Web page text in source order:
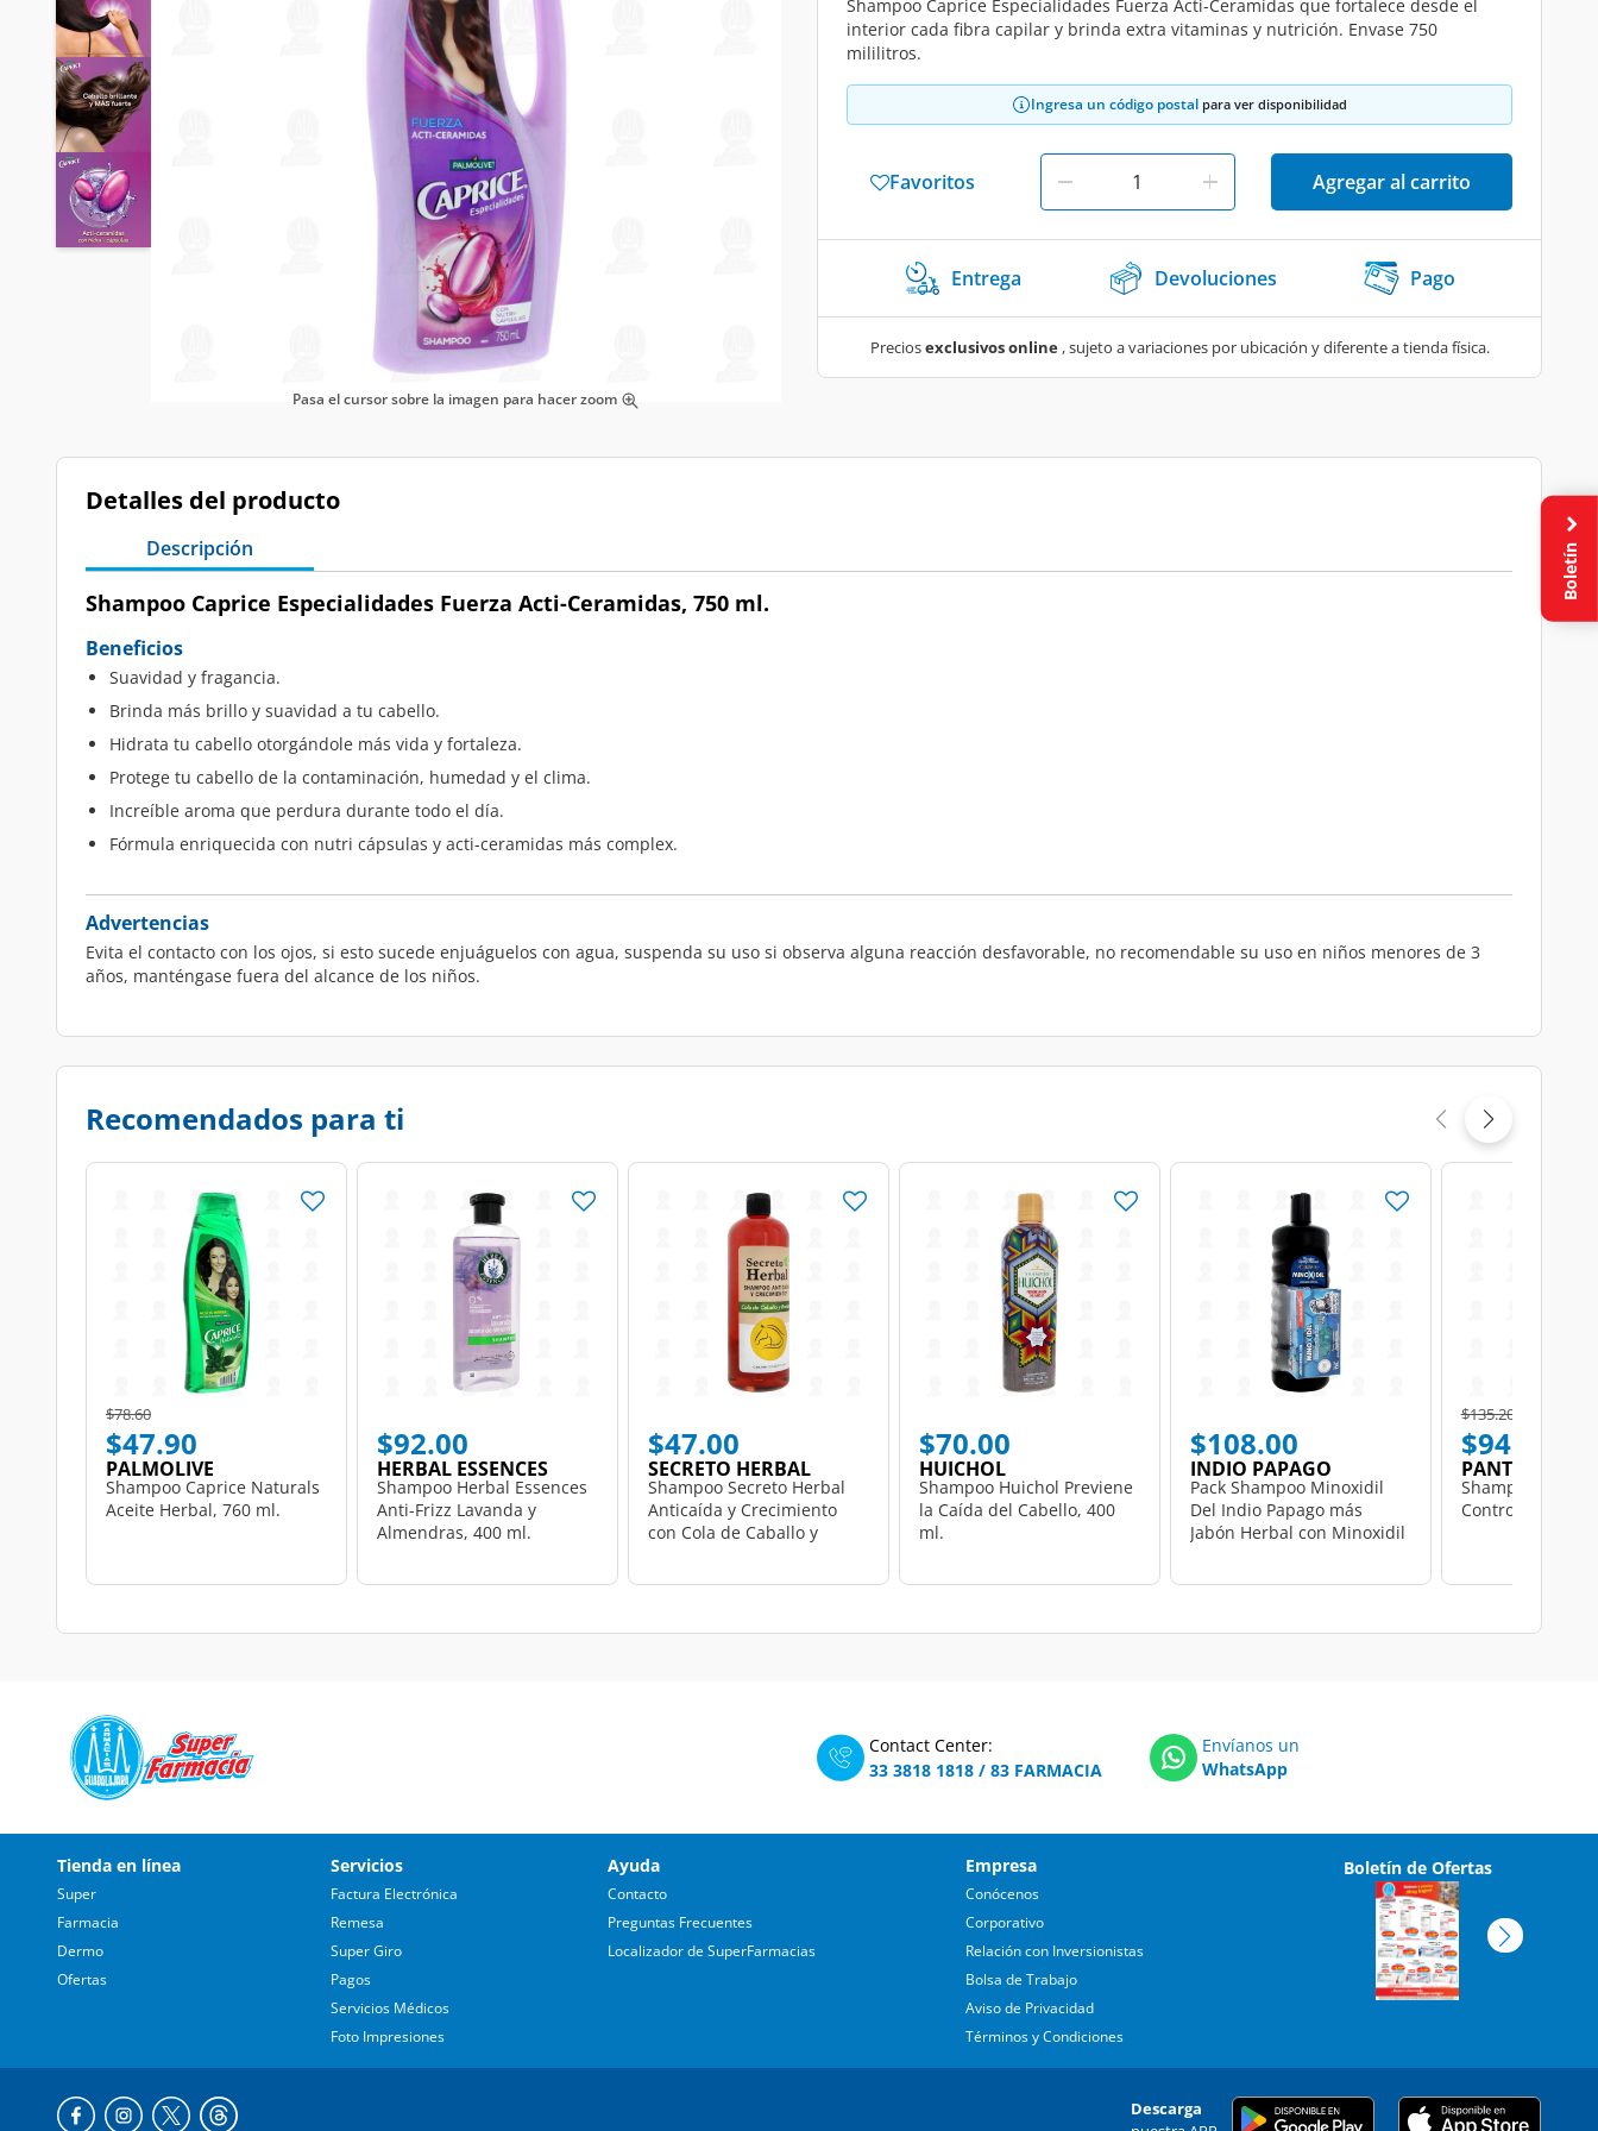
Pasa el cursor sobre la imagen para hacer zoom
Shampoo Caprice Especialidades Fuerza Acti-Ceramidas que fortalece desde el
interior cada fibra capilar y brinda extra vitaminas y nutrición. Envase 750
mililitros.
Ingresa un código postal para ver disponibilidad
Favoritos Agregar al carrito
Entrega Devoluciones Pago
Preciosexclusivos online, sujeto a variaciones por ubicación y diferente a tienda física.
Detalles del producto
Descripción
Shampoo Caprice Especialidades Fuerza Acti-Ceramidas, 750 ml.
Beneficios
Suavidad y fragancia.
Brinda más brillo y suavidad a tu cabello.
Hidrata tu cabello otorgándole más vida y fortaleza.
Protege tu cabello de la contaminación, humedad y el clima.
Increíble aroma que perdura durante todo el día.
Fórmula enriquecida con nutri cápsulas y acti-ceramidas más complex.
Advertencias
Evita el contacto con los ojos, si esto sucede enjuáguelos con agua, suspenda su uso si observa alguna reacción desfavorable, no recomendable su uso en niños menores de 3
años, manténgase fuera del alcance de los niños.
Recomendados para ti
Price reduced from
$78.60to
$47.90
PALMOLIVE
Shampoo Caprice Naturals
Aceite Herbal, 760 ml.
$92.00
HERBAL ESSENCES
Shampoo Herbal Essences
Anti-Frizz Lavanda y
Almendras, 400 ml.
$47.00
SECRETO HERBAL
Shampoo Secreto Herbal
Anticaída y Crecimiento
con Cola de Caballo y
$70.00
HUICHOL
Shampoo Huichol Previene
la Caída del Cabello, 400
ml.
$108.00
INDIO PAPAGO
Pack Shampoo Minoxidil
Del Indio Papago más
Jabón Herbal con Minoxidil
Price reduced from
$135.20
$94.50
PANTENE
Shampoo
Control Caída,
Contact Center:
33 3818 1818 / 83 FARMACIA
Envíanos un
WhatsApp
Tienda en línea
Super
Farmacia
Dermo
Ofertas
Servicios
Factura Electrónica
Remesa
Super Giro
Pagos
Servicios Médicos
Foto Impresiones
Ayuda
Contacto
Preguntas Frecuentes
Localizador de SuperFarmacias
Empresa
Conócenos
Corporativo
Relación con Inversionistas
Bolsa de Trabajo
Aviso de Privacidad
Términos y Condiciones
Boletín de Ofertas
Descarga
Boletín